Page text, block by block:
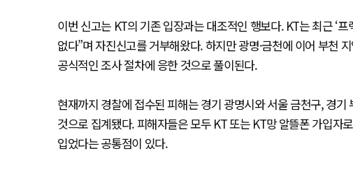
이번 신고는 KT의 기존 입장과는 대조적인 행보다. KT는 최근 ‘
없다”며 자진신고를 거부해왔다. 하지만 광명·금천에 이어 부천
공식적인 조사 절차에 응한 것으로 풀이된다.
현재까지 경찰에 접수된 피해는 경기 광명시와 서울 금천구, 경
것으로 집계됐다. 피해자들은 모두 KT 또는 KT망 알뜰폰 가입자
입었다는 공통점이 있다.